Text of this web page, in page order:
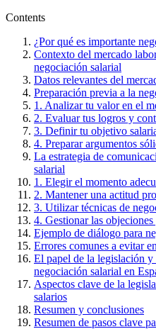
Contents
¿Por qué es importante
Contexto del mercado
negociación salarial
Datos relevantes del
Preparación previa a la
1. Analizar tu valor en el
2. Evaluar tus logros y
3. Definir tu objetivo
4. Preparar argumentos
La estrategia de
salarial
1. Elegir el momento
2. Mantener una actitud
3. Utilizar técnicas de
4. Gestionar las
Ejemplo de diálogo para
Errores comunes a evitar
El papel de la legislación
negociación salarial en
Aspectos clave de la
salarios
Resumen y conclusiones
Resumen de pasos clave